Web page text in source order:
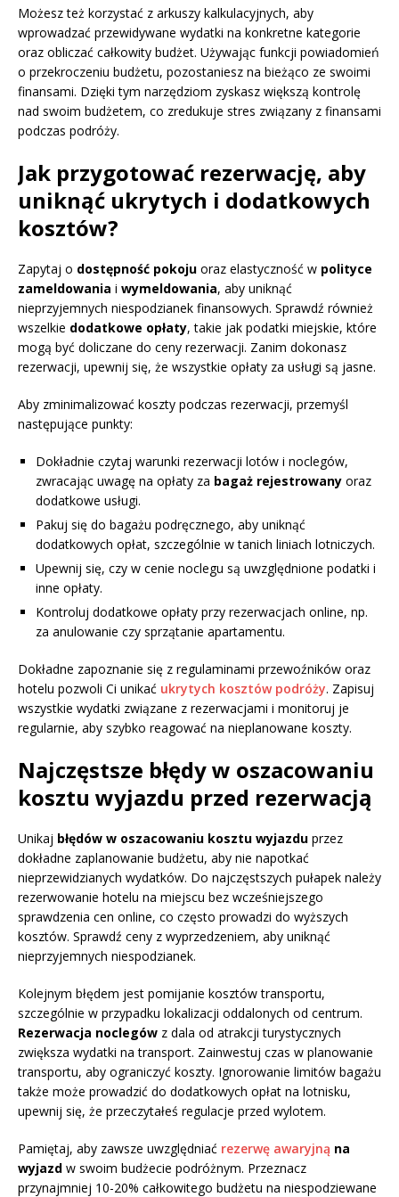
Możesz też korzystać z arkuszy kalkulacyjnych, aby
wprowadzać przewidywane wydatki na konkretne kategorie
oraz obliczać całkowity budżet. Używając funkcji powiadomień
o przekroczeniu budżetu, pozostaniesz na bieżąco ze swoimi
finansami. Dzięki tym narzędziom zyskasz większą kontrolę
nad swoim budżetem, co zredukuje stres związany z finansami
podczas podróży.
Jak przygotować rezerwację, aby
uniknąć ukrytych i dodatkowych
kosztów?
Zapytaj o dostępność pokoju oraz elastyczność w polityce
zameldowania i wymeldowania, aby uniknąć
nieprzyjemnych niespodzianek finansowych. Sprawdź również
wszelkie dodatkowe opłaty, takie jak podatki miejskie, które
mogą być doliczane do ceny rezerwacji. Zanim dokonasz
rezerwacji, upewnij się, że wszystkie opłaty za usługi są jasne.
Aby zminimalizować koszty podczas rezerwacji, przemyśl
następujące punkty:
Dokładnie czytaj warunki rezerwacji lotów i noclegów,
zwracając uwagę na opłaty za bagaż rejestrowany oraz
dodatkowe usługi.
Pakuj się do bagażu podręcznego, aby uniknąć
dodatkowych opłat, szczególnie w tanich liniach lotniczych.
Upewnij się, czy w cenie noclegu są uwzględnione podatki i
inne opłaty.
Kontroluj dodatkowe opłaty przy rezerwacjach online, np.
za anulowanie czy sprzątanie apartamentu.
Dokładne zapoznanie się z regulaminami przewoźników oraz
hotelu pozwoli Ci unikać ukrytych kosztów podróży. Zapisuj
wszystkie wydatki związane z rezerwacjami i monitoruj je
regularnie, aby szybko reagować na nieplanowane koszty.
Najczęstsze błędy w oszacowaniu
kosztu wyjazdu przed rezerwacją
Unikaj błędów w oszacowaniu kosztu wyjazdu przez
dokładne zaplanowanie budżetu, aby nie napotkać
nieprzewidzianych wydatków. Do najczęstszych pułapek należy
rezerwowanie hotelu na miejscu bez wcześniejszego
sprawdzenia cen online, co często prowadzi do wyższych
kosztów. Sprawdź ceny z wyprzedzeniem, aby uniknąć
nieprzyjemnych niespodzianek.
Kolejnym błędem jest pomijanie kosztów transportu,
szczególnie w przypadku lokalizacji oddalonych od centrum.
Rezerwacja noclegów z dala od atrakcji turystycznych
zwiększa wydatki na transport. Zainwestuj czas w planowanie
transportu, aby ograniczyć koszty. Ignorowanie limitów bagażu
także może prowadzić do dodatkowych opłat na lotnisku,
upewnij się, że przeczytałeś regulacje przed wylotem.
Pamiętaj, aby zawsze uwzględniać rezerwę awaryjną na
wyjazd w swoim budżecie podróżnym. Przeznacz
przynajmniej 10-20% całkowitego budżetu na niespodziewane